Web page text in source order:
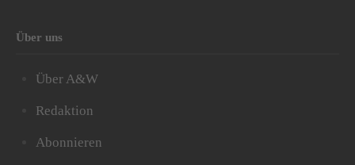
Über uns
Über A&W
Redaktion
Abonnieren